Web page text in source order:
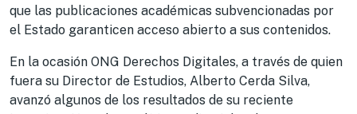
que las publicaciones académicas subvencionadas por
el Estado garanticen acceso abierto a sus contenidos.
En la ocasión ONG Derechos Digitales, a través de quien
fuera su Director de Estudios, Alberto Cerda Silva,
avanzó algunos de los resultados de su reciente